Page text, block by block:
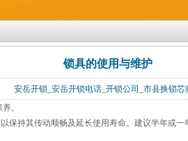
锁具的使用与维护
安岳开锁_安岳开锁电话_开锁公司_市县换锁
。
保持其传动顺畅及延长使用寿命。建议半年或